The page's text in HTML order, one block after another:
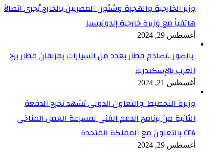
وزير الخارجية والهجرة وشئون المصريين بالخارج يُجري اتصالاً
هاتفياً مع وزيرة خارجية إندونيسيا
أغسطس 29, 2024
بالصور ..تصادم قطار بعدد من السيارات بمزلقان مطار برج
العرب بالإسكندرية
أغسطس 21, 2024
وزيرة التخطيط والتعاون الدولي تشهد تخرج الدفعة
الثانية من برنامج الدعم الفني لمسرعة العمل المناخي
CFA بالتعاون مع المملكة المتحدة
أغسطس 29, 2024